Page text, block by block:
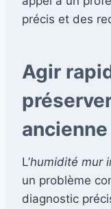
précis et des
Agir
ancienne
L’humidité mur
un problème
diagnostic